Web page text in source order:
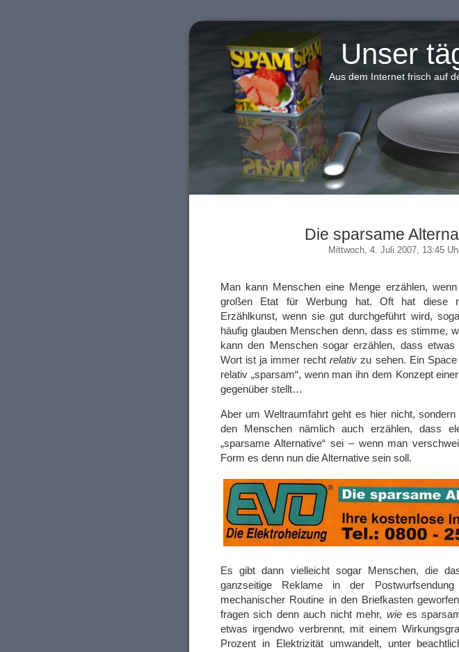
Unser
Aus dem Internet frisch auf
Die sparsame
Mittwoch, 4. Juli 2007, 13:45
Man kann Menschen eine Menge erzählen,
großen Etat für Werbung hat. Oft hat diese
Erzählkunst, wenn sie gut durchgeführt wird,
häufig glauben Menschen denn, dass es stimme,
kann den Menschen sogar erzählen, dass etwas
Wort ist ja immer rechtrelativ zu sehen. Ein
relativ „sparsam“, wenn man ihn dem Konzept
gegenüber stellt…
Aber um Weltraumfahrt geht es hier nicht,
den Menschen nämlich auch erzählen, dass
„sparsame Alternative“ sei – wenn man
Form es denn nun die Alternative sein soll.
Es gibt dann vielleicht sogar Menschen, die
ganzseitige Reklame in der
mechanischer Routine in den Briefkasten
fragen sich denn auch nicht mehr, wiees
etwas irgendwo verbrennt, mit einem
Prozent in Elektrizität umwandelt, unter